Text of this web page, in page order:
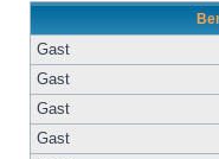
Gast
Gast
Gast
Gast